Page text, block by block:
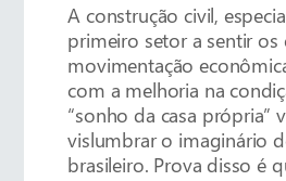
A construção civil,
primeiro setor a sentir os
movimentação
com a melhoria na
“sonho da casa própria”
vislumbrar o imaginário
brasileiro. Prova disso é